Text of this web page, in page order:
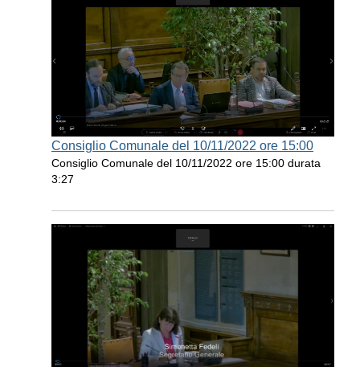
Consiglio Comunale del 10/11/2022 ore 15:00
Consiglio Comunale del 10/11/2022 ore 15:00 durata
3:27